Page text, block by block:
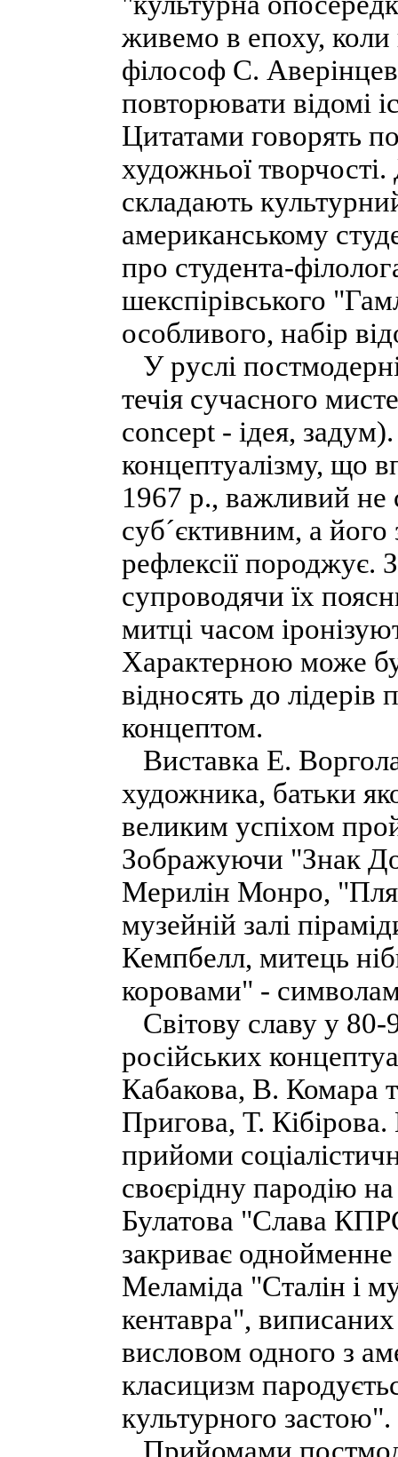
живемо в епоху, коли
філософ С.
повторювати відомі
Цитатами говорять
художньої
складають
американському
про студента-
шекспірівського
особливого, набір
У руслі
течія сучасного
concept - ідея,
концептуалізму, що
1967 p., важливий не
суб´єктивним, а його
рефлексії породжує.
супроводячи їх
митці часом
Характерною може
відносять до лідерів
концептом.
Виставка Е.
художника, батьки
великим успіхом
Зображуючи "Знак
Мерилін Монро,
музейній залі
Кемпбелл, митець
коровами" -
Світову славу у
російських
Кабакова, В. Комара
Пригова, Т.
прийоми
своєрідну пародію
Булатова "Слава
закриває
Меламіда "Сталін і
кентавра",
висловом одного з
класицизм
культурного застою".